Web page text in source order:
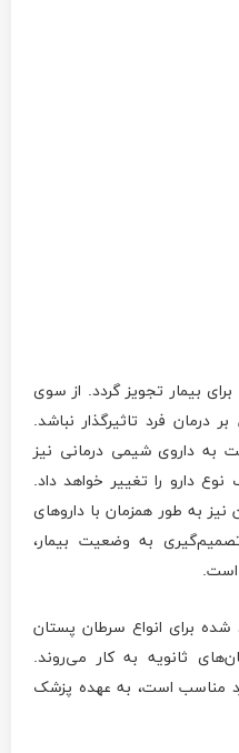
بیمار تجویز گردد. از سوی
فرد تاثیرگذار نباشد.
به داروی شیمی درمانی نیز
دارو را تغییر خواهد داد.
به طور همزمان با داروهای
به وضعیت بیمار،
است.
شده برای انواع سرطان پستان
ثانویه به کار می‌روند.
مناسب است، به عهده پزشک